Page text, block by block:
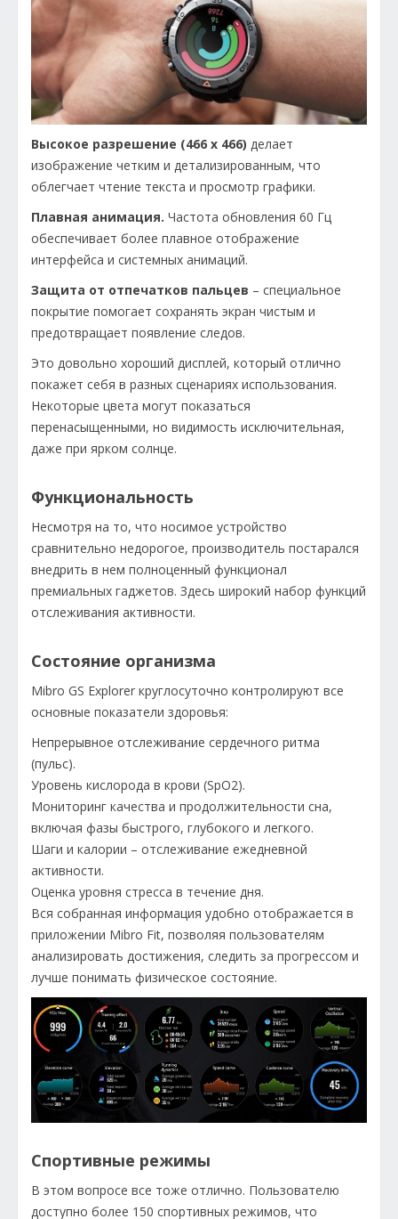
Высокое разрешение (466 x 466) делает
изображение четким и детализированным, что
облегчает чтение текста и просмотр графики.
Плавная анимация. Частота обновления 60 Гц
обеспечивает более плавное отображение
интерфейса и системных анимаций.
Защита от отпечатков пальцев – специальное
покрытие помогает сохранять экран чистым и
предотвращает появление следов.
Это довольно хороший дисплей, который отлично
покажет себя в разных сценариях использования.
Некоторые цвета могут показаться
перенасыщенными, но видимость исключительная,
даже при ярком солнце.
Функциональность
Несмотря на то, что носимое устройство
сравнительно недорогое, производитель постарался
внедрить в нем полноценный функционал
премиальных гаджетов. Здесь широкий набор функций
отслеживания активности.
Состояние организма
Mibro GS Explorer круглосуточно контролируют все
основные показатели здоровья:
Непрерывное отслеживание сердечного ритма
(пульс).
Уровень кислорода в крови (SpO2).
Мониторинг качества и продолжительности сна,
включая фазы быстрого, глубокого и легкого.
Шаги и калории – отслеживание ежедневной
активности.
Оценка уровня стресса в течение дня.
Вся собранная информация удобно отображается в
приложении Mibro Fit, позволяя пользователям
анализировать достижения, следить за прогрессом и
лучше понимать физическое состояние.
Спортивные режимы
В этом вопросе все тоже отлично. Пользователю
доступно более 150 спортивных режимов, что